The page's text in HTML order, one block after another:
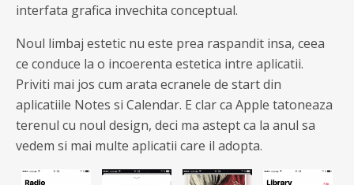
interfata grafica invechita conceptual.
Noul limbaj estetic nu este prea raspandit insa, ceea
ce conduce la o incoerenta estetica intre aplicatii.
Priviti mai jos cum arata ecranele de start din
aplicatiile Notes si Calendar. E clar ca Apple tatoneaza
terenul cu noul design, deci ma astept ca la anul sa
vedem si mai multe aplicatii care il adopta.